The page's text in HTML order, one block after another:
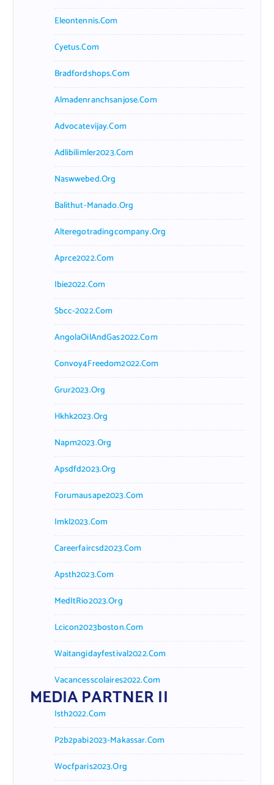
Eleontennis.com
Cyetus.com
Bradfordshops.com
Almadenranchsanjose.com
Advocatevijay.com
Adlibilimler2023.com
Naswwebed.org
Balithut-Manado.org
Alteregotradingcompany.org
Aprce2022.com
Ibie2022.com
Sbcc-2022.com
AngolaOilAndGas2022.com
Convoy4Freedom2022.com
Grur2023.org
Hkhk2023.org
Napm2023.org
Apsdfd2023.org
Forumausape2023.com
Imkl2023.com
Careerfaircsd2023.com
Apsth2023.com
MedItRio2023.org
Lcicon2023boston.com
Waitangidayfestival2022.com
Vacancesscolaires2022.com
MEDIA PARTNER II
Isth2022.com
P2b2pabi2023-Makassar.com
Wocfparis2023.org